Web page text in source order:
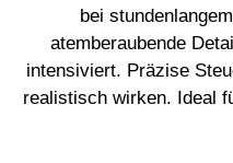
bei
atemberaubende
intensiviert. Präzise
realistisch wirken. Ideal